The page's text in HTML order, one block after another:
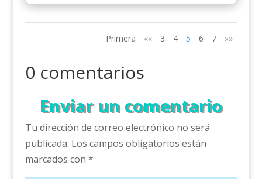
Primera «« 3 4 5 6 7 »»
0 comentarios
Enviar un comentario
Tu dirección de correo electrónico no será
publicada. Los campos obligatorios están
marcados con *